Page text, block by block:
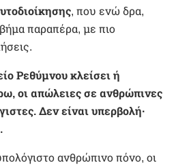
, που ενώ δρα,
παραπέρα, με πιο
Ρεθύμνου κλείσει ή
οι απώλειες σε ανθρώπινες
Δεν είναι υπερβολή·
ανθρώπινο πόνο, οι